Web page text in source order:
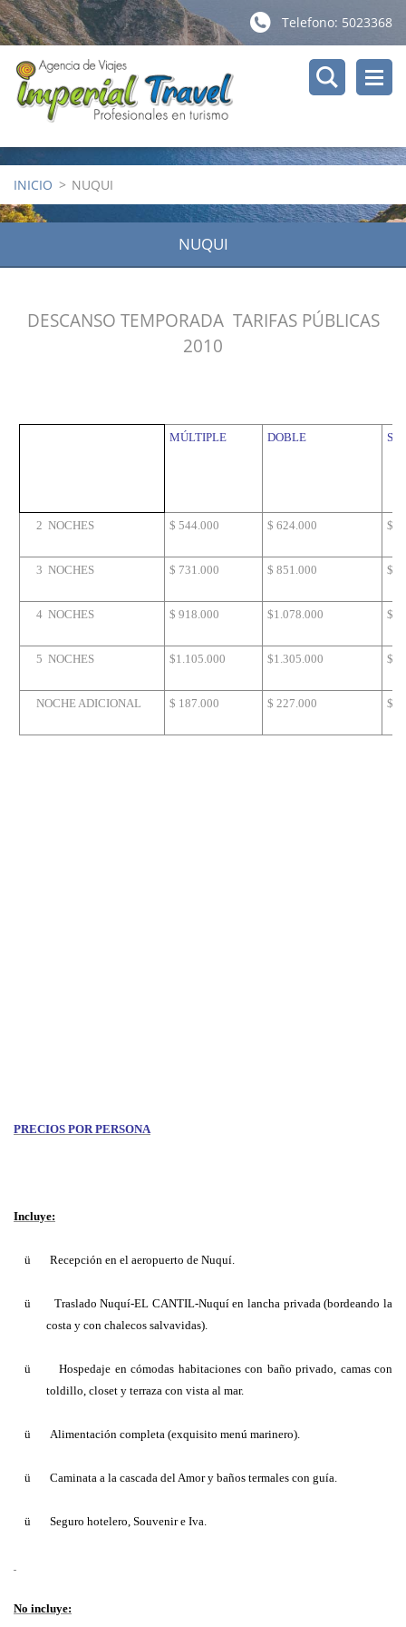
Telefono: 5023368
INICIO > NUQUI
NUQUI
DESCANSO TEMPORADA TARIFAS PÚBLICAS
2010
MÚLTIPLE DOBLE
2 NOCHES $ 544.000 $ 624.000 $
3 NOCHES $ 731.000 $ 851.000
4 NOCHES $ 918.000 $1.078.000
5 NOCHES $1.105.000 $1.305.000 $
NOCHE ADICIONAL $ 187.000 $ 227.000 $
PRECIOS POR PERSONA
Incluye:
ü Recepción en el aeropuerto de Nuquí.
ü
Traslado Nuquí-EL CANTIL-Nuquí en lancha privada (bordeando la
costa y con chalecos salvavidas).
ü
Hospedaje en cómodas habitaciones con baño privado, camas con
toldillo, closet y terraza con vista al mar.
ü Alimentación completa (exquisito menú marinero).
ü Caminata a la cascada del Amor y baños termales con guía.
ü Seguro hotelero, Souvenir e Iva.
No incluye: